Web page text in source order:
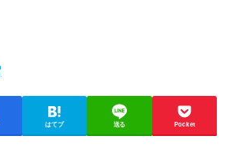
はてブ 送る Pocket